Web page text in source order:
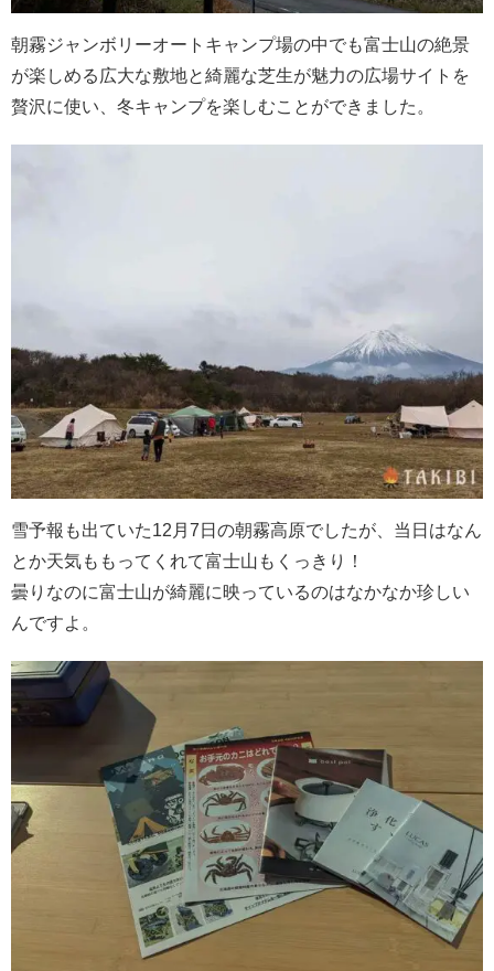
朝霧ジャンボリーオートキャンプ場の中でも富士山の絶景
が楽しめる広大な敷地と綺麗な芝生が魅力の広場サイトを
贅沢に使い、冬キャンプを楽しむことができました。
雪予報も出ていた12月7日の朝霧高原でしたが、当日はなん
とか天気ももってくれて富士山もくっきり！
曇りなのに富士山が綺麗に映っているのはなかなか珍しい
んですよ。